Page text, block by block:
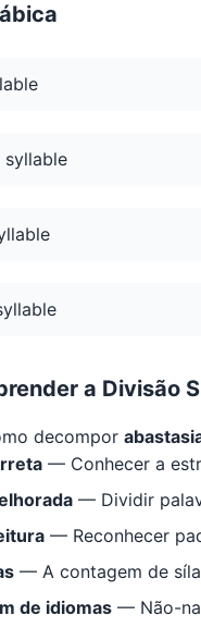
a Divisão
decompor
— Conhecer a
— Dividir
— Reconhecer
— A contagem de
de idiomas — Não-